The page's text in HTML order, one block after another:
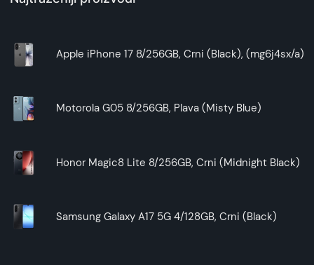
Apple iPhone 17 8/256GB, Crni (Black), (mg6j4sx/a)
Motorola G05 8/256GB, Plava (Misty Blue)
Honor Magic8 Lite 8/256GB, Crni (Midnight Black)
Samsung Galaxy A17 5G 4/128GB, Crni (Black)